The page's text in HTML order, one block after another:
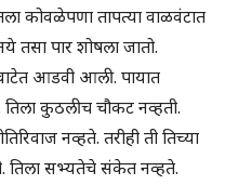
कोवळेपणा तापत्या वाळवंटात
तसा पार शोषला जातो.
आडवी आली. पायात
कुठलीच चौकट नव्हती.
नव्हते. तरीही ती तिच्या
तिला सभ्यतेचे संकेत नव्हते.